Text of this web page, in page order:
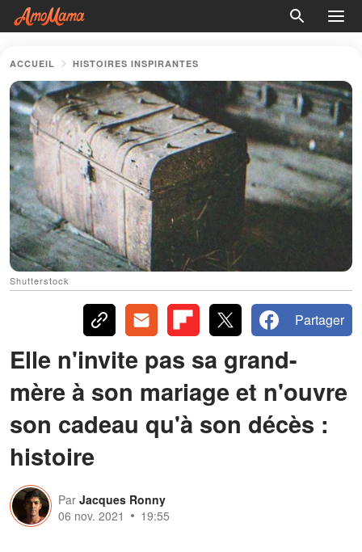
ACCUEIL HISTOIRES INSPIRANTES
Shutterstock
Partager
Elle n'invite pas sa grand-
mère à son mariage et n'ouvre
son cadeau qu'à son décès :
histoire
Par Jacques Ronny
06 nov. 2021
19:55